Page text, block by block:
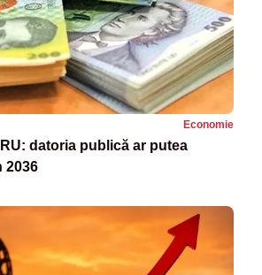
Economie
datoria publică ar putea
2036